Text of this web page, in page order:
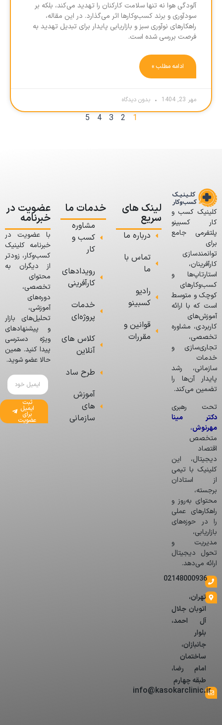
آلودگی هوا نه تنها سلامت کارکنان را تهدید می‌کند، بلکه بر
سودآوری و برند کسب‌وکارها اثر می‌گذارد. در این مقاله،
راهکارهای نوآوری سبز و بازاریابی پایدار برای تبدیل تهدید به
فرصت بررسی شده است.
ادامه مطلب »
مهر 23, 1404 بدون دیدگاه
1
2
3
4
5
کلینیک کسب و
کار کسبینو
پلتفرمی جامع
برای
توانمندسازی
کارآفرینان،
استارتاپ‌ها و
کسب‌وکارهای
کوچک و متوسط
است که با ارائه
آموزش‌های
کاربردی، مشاوره
تخصصی،
تجاری‌سازی و
خدمات
سازمانی، رشد
پایدار آن‌ها را
تضمین می‌کند.
تحت رهبری
دکتر مینا
مهرنوش،
متخصص
اقتصاد
دیجیتال، این
کلینیک با تیمی
از استادان
برجسته،
محتوای به‌روز و
راهکارهای عملی
را در حوزه‌های
بازاریابی،
مدیریت و
تحول دیجیتال
ارائه می‌دهد.
02148000936
تهران،
اتوبان جلال
آل احمد،
بلوار
جانبازان،
ساختمان
امام رضا،
طبقه چهارم
info@kasokarclinic.ir
لینک های
سریع
درباره ما
تماس با
ما
رادیو
کسبینو
قوانین و
مقررات
خدمات ما
مشاوره
کسب و
کار
رویدادهای
کارآفرینی
خدمات
پروژه‌ای
کلاس های
آنلاین
طرح ساد
آموزش
های
سازمانی
عضویت در
خبرنامه
با عضویت در
خبرنامه کلینیک
کسب‌وکار، زودتر
از دیگران به
محتوای
تخصصی،
دوره‌های
آموزشی،
تحلیل‌های بازار
و پیشنهادهای
ویژه دسترسی
پیدا کنید. همین
حالا عضو شوید.
ثبت
ایمیل
برای
عضویت